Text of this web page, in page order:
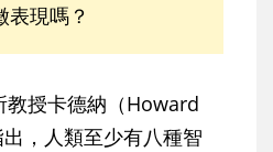
表現嗎？
教授卡德納（Howard
，人類至少有八種智